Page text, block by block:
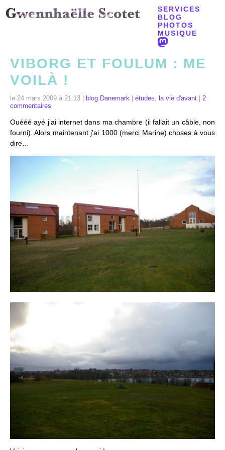
SERVICES
BLOG
PHOTOS
MUSIQUE
VIBORG ET FOULUM : ME
VOILÀ !
le 24 mars 2009 à 21:13 | blog Danemark études la vie d'avant
2
commentaires
Ouééé ayé j’ai internet dans ma chambre (il fallait un câble, non
fourni). Alors maintenant j’ai 1000 (merci Marine) choses à vous
dire…